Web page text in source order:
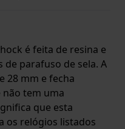
é feita de resina e
parafuso de sela. A
28 mm e fecha
não tem uma
que esta
os relógios listados